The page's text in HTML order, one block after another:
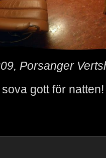
Porsanger
gott för natten!